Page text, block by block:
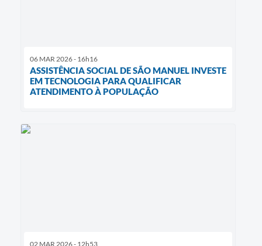
06 MAR 2026 - 16h16
ASSISTÊNCIA SOCIAL DE SÃO MANUEL INVESTE
EM TECNOLOGIA PARA QUALIFICAR
ATENDIMENTO À POPULAÇÃO
02 MAR 2026 - 12h53